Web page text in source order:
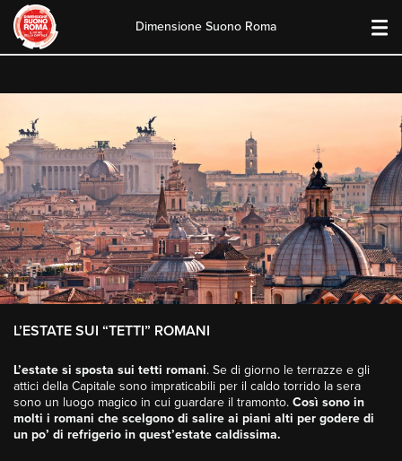
content
Dimensione Suono Roma
L’ESTATE SUI “TETTI” ROMANI
L’estate si sposta sui tetti romani. Se di giorno le terrazze e gli
attici della Capitale sono impraticabili per il caldo torrido la sera
sono un luogo magico in cui guardare il tramonto. Così sono in
molti i romani che scelgono di salire ai piani alti per godere di
un po’ di refrigerio in quest’estate caldissima.